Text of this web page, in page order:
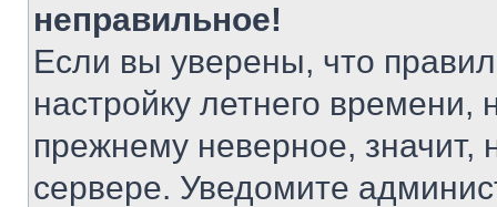
неправильное!
Если вы уверены, что
настройку летнего
прежнему неверное, значит,
сервере. Уведомите